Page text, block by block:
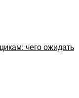
чего ожидать